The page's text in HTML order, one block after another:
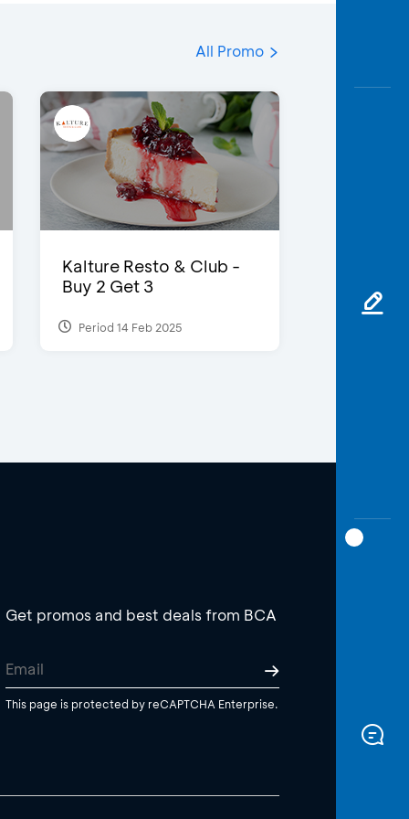
All Promo
Kalture Resto & Club -
Buy 2 Get 3
Period 14 Feb 2025
Get promos and best deals from BCA
This page is protected by reCAPTCHA Enterprise.